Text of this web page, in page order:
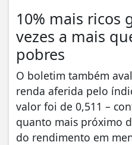
10% mais ricos
vezes a mais
pobres
O boletim também
renda aferida pelo
valor foi de 0,511 –
quanto mais próximo
do rendimento em